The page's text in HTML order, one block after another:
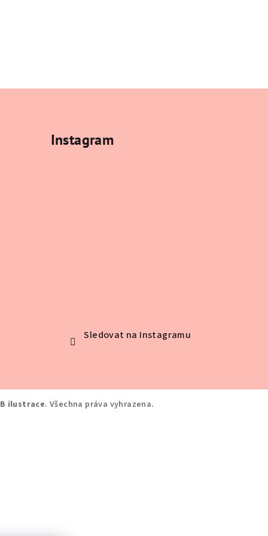
Instagram
Sledovat na Instagramu
ilustrace. Všechna práva vyhrazena.